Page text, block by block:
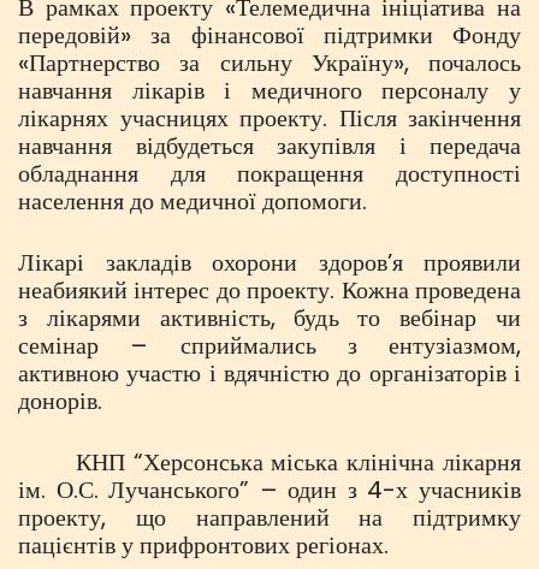
В рамках проекту «Телемедична ініціатива на
передовій» за фінансової підтримки Фонду
«Партнерство за сильну Україну», почалось
навчання лікарів і медичного персоналу у
лікарнях учасницях проекту. Після закінчення
навчання відбудеться закупівля і передача
обладнання для покращення доступності
населення до медичної допомоги.
Лікарі закладів охорони здоров’я проявили
неабиякий інтерес до проекту. Кожна проведена
з лікарями активність, будь то вебінар чи
семінар – сприймались з ентузіазмом,
активною участю і вдячністю до організаторів і
донорів.
КНП “Херсонська міська клінічна лікарня
ім. О.С. Лучанського” – один з 4-х учасників
проекту, що направлений на підтримку
пацієнтів у прифронтових регіонах.